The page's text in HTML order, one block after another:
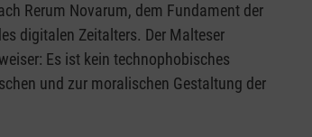
Rerum Novarum, dem Fundament der
digitalen Zeitalters. Der Malteser
Es ist kein technophobisches
und zur moralischen Gestaltung der